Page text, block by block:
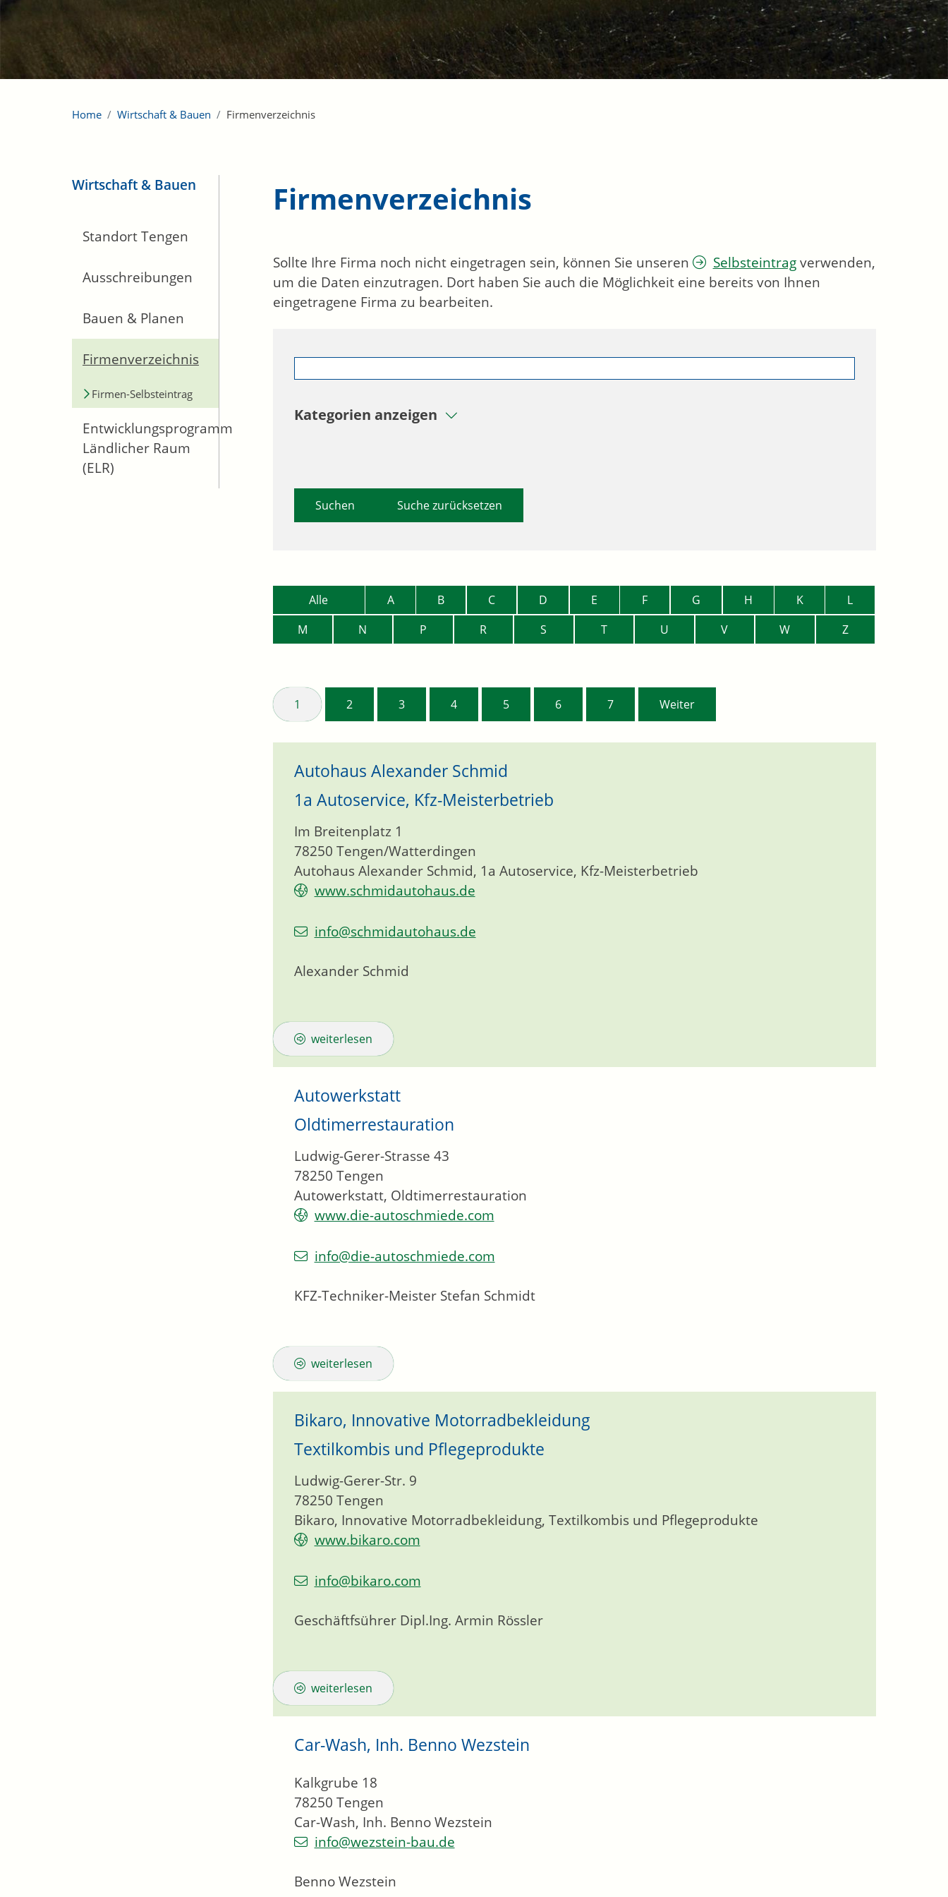
Home Wirtschaft & Bauen Firmenverzeichnis
Wirtschaft & Bauen
Standort Tengen
Ausschreibungen
Bauen & Planen
Firmenverzeichnis
Firmen-Selbsteintrag
Entwicklungsprogramm
Ländlicher Raum
(ELR)
Firmenverzeichnis
Sollte Ihre Firma noch nicht eingetragen sein, können Sie unseren Selbsteintragverwenden,
um die Daten einzutragen. Dort haben Sie auch die Möglichkeit eine bereits von Ihnen
eingetragene Firma zu bearbeiten.
Kategorien anzeigen
Suche zurücksetzen
Alle A B C D E F G H K
L
M
N P R S T U V W Z
1 2 3 4 5 6 7 Weiter
Autohaus Alexander Schmid
1a Autoservice, Kfz-Meisterbetrieb
Autohaus Alexander Schmid, 1a Autoservice, Kfz-Meisterbetrieb
Im Breitenplatz 1
78250 Tengen/Watterdingen
www.schmidautohaus.de
info@schmidautohaus.de
Alexander Schmid
weiterlesen
Autowerkstatt
Oldtimerrestauration
Autowerkstatt, Oldtimerrestauration
Ludwig-Gerer-Strasse 43
78250 Tengen
www.die-autoschmiede.com
info@die-autoschmiede.com
KFZ-Techniker-Meister Stefan Schmidt
weiterlesen
Bikaro, Innovative Motorradbekleidung
Textilkombis und Pflegeprodukte
Bikaro, Innovative Motorradbekleidung, Textilkombis und Pflegeprodukte
Ludwig-Gerer-Str. 9
78250 Tengen
www.bikaro.com
info@bikaro.com
Geschäftfsührer Dipl.Ing. Armin Rössler
weiterlesen
Car-Wash, Inh. Benno Wezstein
Car-Wash, Inh. Benno Wezstein
Kalkgrube 18
78250 Tengen
info@wezstein-bau.de
Benno Wezstein